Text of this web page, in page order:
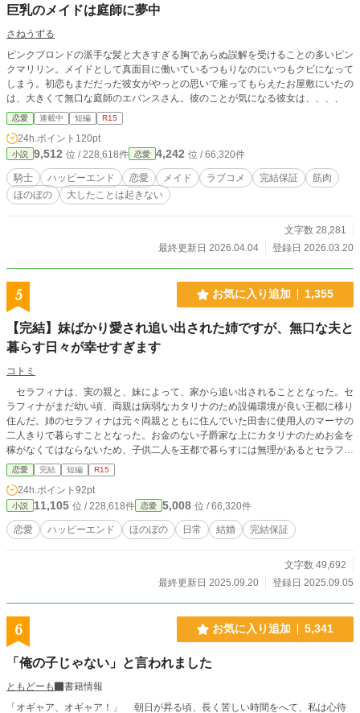
巨乳のメイドは庭師に夢中
さねうずる
ピンクブロンドの派手な髪と大きすぎる胸であらぬ誤解を受けることの多いピン
クマリリン。メイドとして真面目に働いているつもりなのにいつもクビになって
しまう。初恋もまだだった彼女がやっとの思いで雇ってもらえたお屋敷にいたの
は、大きくて無口な庭師のエバンスさん。彼のことが気になる彼女は、、、、
恋愛 連載中 短編 R15
24h.ポイント 120pt
小説 9,512 位 / 228,618件 恋愛 4,242 位 / 66,320件
騎士 ハッピーエンド 恋愛 メイド ラブコメ 完結保証
筋肉
ほのぼの
大したことは起きない
文字数 28,281
最終更新日 2026.04.04
登録日 2026.03.20
5 お気に入り追加 1,355
【完結】妹ばかり愛され追い出された姉ですが、無口な夫と
暮らす日々が幸せすぎます
コトミ
セラフィナは、実の親と、妹によって、家から追い出されることとなった。セ
ラフィナがまだ幼い頃、両親は病弱なカタリナのため設備環境が良い王都に移り
住んだ。姉のセラフィナは元々両親とともに住んでいた田舎に使用人のマーサの
二人きりで暮らすこととなった。お金のない子爵家な上にカタリナのためお金を
稼がなくてはならないため、子供二人を王都で暮らすには無理があるとセラフィ
ナだけ残されたのだ。そしてセラフィナが１９歳の時、３人が家へ戻ってきた。
その理由はカタリナの婚約が上手くいかず王宮にいずらくなったためだ。やっと
家族で暮らせると心待ちにしていたセラフィナは帰宅した父に思いがけないこと
を告げられる。 「お前はジェラール・モンフォール伯爵と結婚することになっ
た。すぐに荷物をまとめるんだ。一週間後には結婚式だ」 困惑するセラフィ
ナに対して、冷酷にも時間は進み続け、結婚生活が始まる。
恋愛 完結 短編 R15
24h.ポイント 92pt
小説 11,105 位 / 228,618件 恋愛 5,008 位 / 66,320件
恋愛 ハッピーエンド ほのぼの 日常 結婚 完結保証
文字数 49,692
最終更新日 2025.09.20
登録日 2025.09.05
6 お気に入り追加 5,341
「俺の子じゃない」と言われました
ともどーも
書籍情報
「オギャア、オギャア！」 朝日が昇る頃、長く苦しい時間をへて、私は心待